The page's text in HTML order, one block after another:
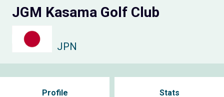
JGM Kasama Golf Club
JPN
Profile Stats